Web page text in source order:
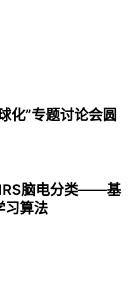
化”专题讨论会圆
脑电分类——基
习算法